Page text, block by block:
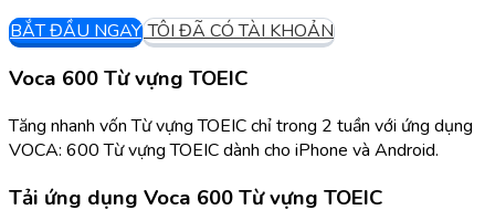
BẮT ĐẦU NGAY TÔI ĐÃ CÓ TÀI KHOẢN
Voca 600 Từ vựng TOEIC
Tăng nhanh vốn Từ vựng TOEIC chỉ trong 2 tuần với ứng dụng
VOCA: 600 Từ vựng TOEIC dành cho iPhone và Android.
Tải ứng dụng Voca 600 Từ vựng TOEIC